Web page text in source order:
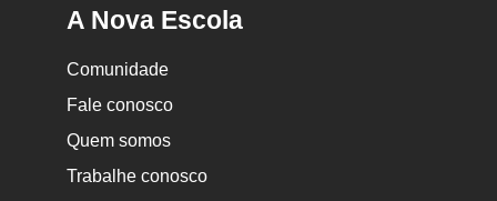
A Nova Escola
Comunidade
Fale conosco
Quem somos
Trabalhe conosco